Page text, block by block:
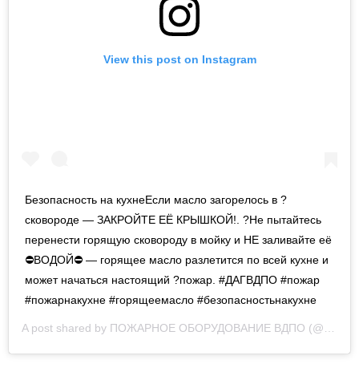
View this post on Instagram
Безопасность на кухнеЕсли масло загорелось в ?
сковороде — ЗАКРОЙТЕ ЕЁ КРЫШКОЙ!. ?Не пытайтесь
перенести горящую сковороду в мойку и НЕ заливайте её
⛔ВОДОЙ⛔ — горящее масло разлетится по всей кухне и
может начаться настоящий ?пожар. #ДАГВДПО #пожар
#пожарнакухне #горящеемасло #безопасностьнакухне
A post shared by ПОЖАРНОЕ ОБОРУДОВАНИЕ ВДПО (@dag_vdpo) on